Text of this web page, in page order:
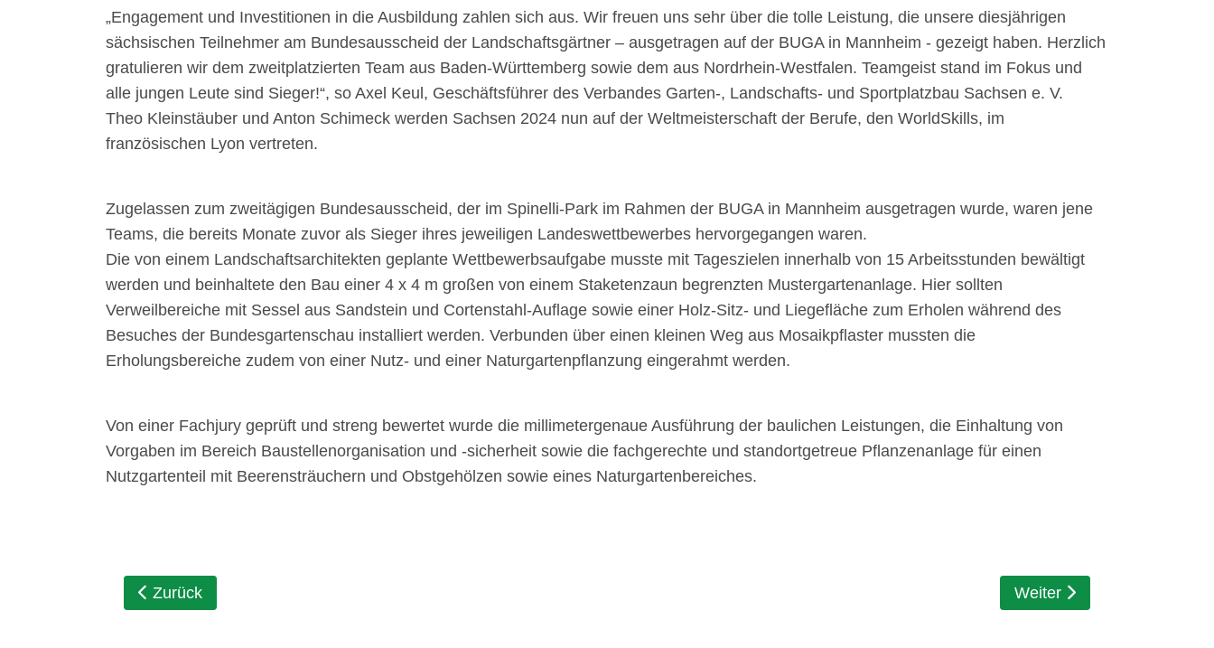
„Engagement und Investitionen in die Ausbildung zahlen sich aus. Wir freuen uns sehr über die tolle Leistung, die unsere diesjährigen
sächsischen Teilnehmer am Bundesausscheid der Landschaftsgärtner – ausgetragen auf der BUGA in Mannheim - gezeigt haben. Herzlich
gratulieren wir dem zweitplatzierten Team aus Baden-Württemberg sowie dem aus Nordrhein-Westfalen. Teamgeist stand im Fokus und
alle jungen Leute sind Sieger!“, so Axel Keul, Geschäftsführer des Verbandes Garten-, Landschafts- und Sportplatzbau Sachsen e. V.
Theo Kleinstäuber und Anton Schimeck werden Sachsen 2024 nun auf der Weltmeisterschaft der Berufe, den WorldSkills, im
französischen Lyon vertreten.
Zugelassen zum zweitägigen Bundesausscheid, der im Spinelli-Park im Rahmen der BUGA in Mannheim ausgetragen wurde, waren jene
Teams, die bereits Monate zuvor als Sieger ihres jeweiligen Landeswettbewerbes hervorgegangen waren.
Die von einem Landschaftsarchitekten geplante Wettbewerbsaufgabe musste mit Tageszielen innerhalb von 15 Arbeitsstunden bewältigt
werden und beinhaltete den Bau einer 4 x 4 m großen von einem Staketenzaun begrenzten Mustergartenanlage. Hier sollten
Verweilbereiche mit Sessel aus Sandstein und Cortenstahl-Auflage sowie einer Holz-Sitz- und Liegefläche zum Erholen während des
Besuches der Bundesgartenschau installiert werden. Verbunden über einen kleinen Weg aus Mosaikpflaster mussten die
Erholungsbereiche zudem von einer Nutz- und einer Naturgartenpflanzung eingerahmt werden.
Von einer Fachjury geprüft und streng bewertet wurde die millimetergenaue Ausführung der baulichen Leistungen, die Einhaltung von
Vorgaben im Bereich Baustellenorganisation und -sicherheit sowie die fachgerechte und standortgetreue Pflanzenanlage für einen
Nutzgartenteil mit Beerensträuchern und Obstgehölzen sowie eines Naturgartenbereiches.
Vorheriger Beitrag: Notarkammer Sachsen: Angebot zur praktischen Berufsorientierung an Oberschulen und Gymnasien
Zurück Nächster Beitrag:
Weiter